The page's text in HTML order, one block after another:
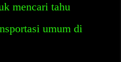
mencari tahu
umum di